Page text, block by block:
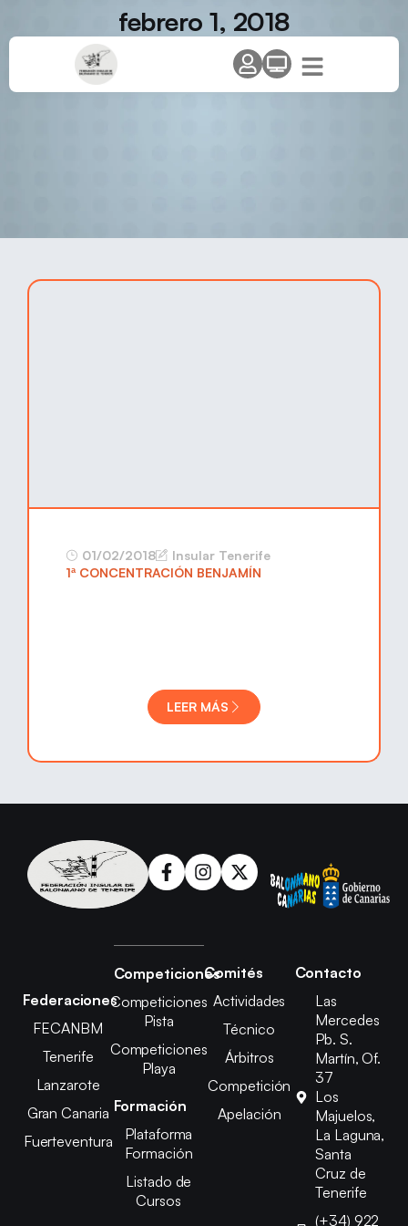
febrero 1, 2018
01/02/2018
Insular Tenerife
1ª CONCENTRACIÓN BENJAMÍN
LEER MÁS
Federaciones
FECANBM
Tenerife
Lanzarote
Gran Canaria
Fuerteventura
Competiciones
Competiciones
Pista
Competiciones
Playa
Formación
Plataforma
Formación
Listado de
Cursos
Comités
Actividades
Técnico
Árbitros
Competición
Apelación
Contacto
Las
Mercedes
Pb. S.
Martín, Of.
37
Los
Majuelos,
La Laguna,
Santa
Cruz de
Tenerife
(+34) 922